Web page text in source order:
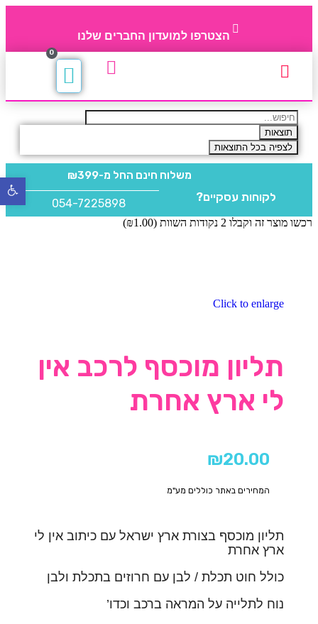
הצטרפו למועדון החברים שלנו
0
תוצאות
לצפיה בכל התוצאות
משלוח חינם החל מ-₪399
לקוחות עסקיים? 054-7225898
רכשו מוצר זה וקבלו 2 נקודות השוות ( ₪1.00
)
Click to enlarge
תליון מוכסף לרכב אין
לי ארץ אחרת
₪20.00
המחירים באתר כוללים מע"מ
תליון מוכסף בצורת ארץ ישראל עם כיתוב אין לי
ארץ אחרת
כולל חוט תכלת / לבן עם חרוזים בתכלת ולבן
נוח לתלייה על המראה ברכב וכדו’
פתח